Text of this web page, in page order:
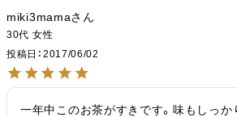
miki3mama
30代 女性
投稿日
2017/06/02
一年中このお茶がすきです。味もしっか